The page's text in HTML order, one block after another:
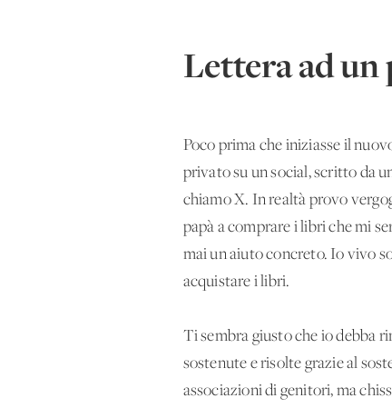
Lettera ad un
Poco prima che iniziasse il
privato su un social, scritto da
chiamo X. In realtà provo
papà a comprare i libri che mi
mai un aiuto concreto. Io vivo
acquistare i libri.
Ti sembra giusto che io debba
sostenute e risolte grazie al
associazioni di genitori, ma